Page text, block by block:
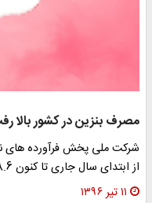
مصرف بنزین در کشور بالا
شرکت ملی پخش فرآورده های
از ابتدای سال جاری تا کنون 8.6 درصد رشد داشته است.
۱۱ تیر ۱۳۹۶